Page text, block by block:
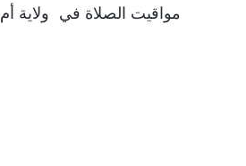
مواقيت الصلاة في ولاية